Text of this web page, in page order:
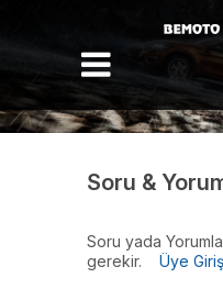
Menü
Soru &
Soru yada
gerekir. Üye